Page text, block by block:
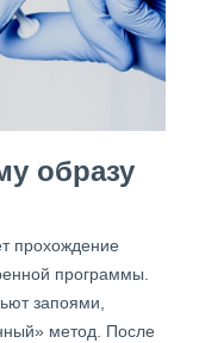
образу
прохождение
программы.
запоями,
метод. После